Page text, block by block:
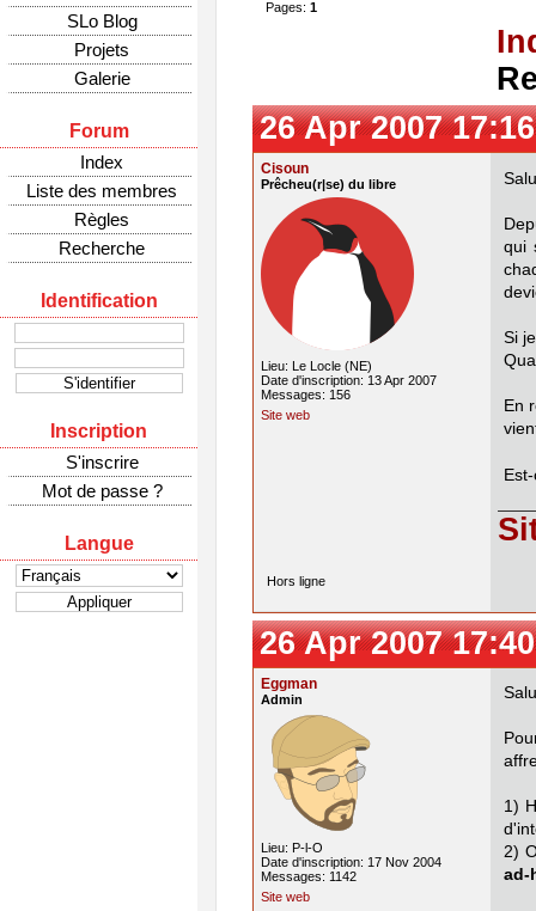
SLo Blog
Projets
Galerie
Forum
Index
Liste des membres
Règles
Recherche
Identification
Inscription
S'inscrire
Mot de passe ?
Langue
Pages: 1
26 Apr 2007
Cisoun
Prêcheu(r|se) du libre
Lieu: Le Locle (NE)
Date d'inscription: 13 Apr 2007
Messages: 156
Site web
qui
Si
En
Hors ligne
26 Apr 2007
Eggman
Admin
Lieu: P-l-O
Date d'inscription: 17 Nov 2004
Messages: 1142
Site web
1)
2)
ad-